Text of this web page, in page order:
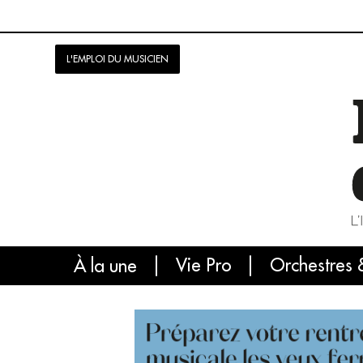
L'EMPLOI DU MUSICIEN
À la une Vie Pro Orchestres